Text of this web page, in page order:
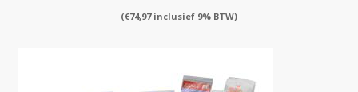
(€74,97inclusief 9% BTW)